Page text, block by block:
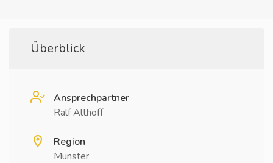
Überblick
Ansprechpartner
Ralf Althoff
Region
Münster